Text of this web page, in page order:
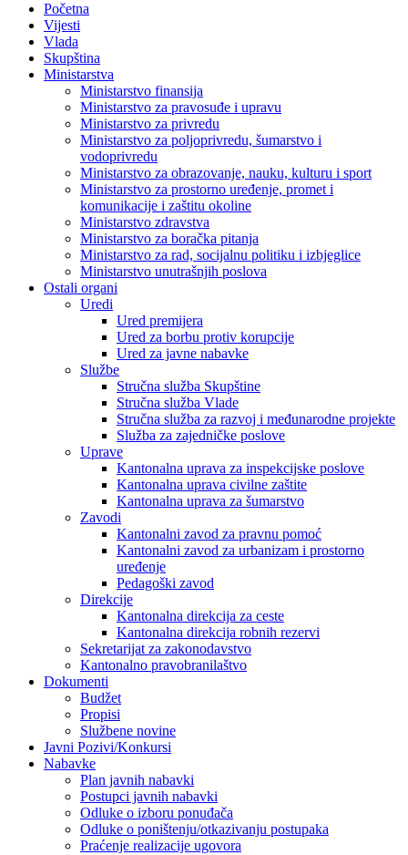
Početna
Vijesti
Vlada
Skupština
Ministarstva
Ministarstvo finansija
Ministarstvo za pravosuđe i upravu
Ministarstvo za privredu
Ministarstvo za poljoprivredu, šumarstvo i
vodoprivredu
Ministarstvo za obrazovanje, nauku, kulturu i sport
Ministarstvo za prostorno uređenje, promet i
komunikacije i zaštitu okoline
Ministarstvo zdravstva
Ministarstvo za boračka pitanja
Ministarstvo za rad, socijalnu politiku i izbjeglice
Ministarstvo unutrašnjih poslova
Ostali organi
Uredi
Ured premijera
Ured za borbu protiv korupcije
Ured za javne nabavke
Službe
Stručna služba Skupštine
Stručna služba Vlade
Stručna služba za razvoj i međunarodne projekte
Služba za zajedničke poslove
Uprave
Kantonalna uprava za inspekcijske poslove
Kantonalna uprava civilne zaštite
Kantonalna uprava za šumarstvo
Zavodi
Kantonalni zavod za pravnu pomoć
Kantonalni zavod za urbanizam i prostorno
uređenje
Pedagoški zavod
Direkcije
Kantonalna direkcija za ceste
Kantonalna direkcija robnih rezervi
Sekretarijat za zakonodavstvo
Kantonalno pravobranilaštvo
Dokumenti
Budžet
Propisi
Službene novine
Javni Pozivi/Konkursi
Nabavke
Plan javnih nabavki
Postupci javnih nabavki
Odluke o izboru ponuđača
Odluke o poništenju/otkazivanju postupaka
Praćenje realizacije ugovora